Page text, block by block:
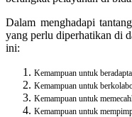
Dalam menghadapi
yang perlu diperhatikan di
ini:
Kemampuan untuk
Kemampuan untuk
Kemampuan untuk
Kemampuan untuk